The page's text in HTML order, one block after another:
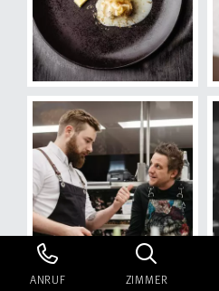
ANRUF ZIMMER